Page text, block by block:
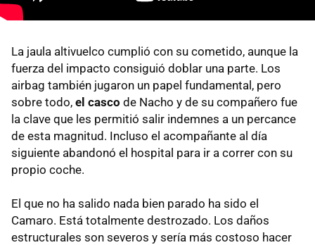
La jaula altivuelco cumplió con su cometido, aunque la
fuerza del impacto consiguió doblar una parte. Los
airbag también jugaron un papel fundamental, pero
sobre todo, el casco de Nacho y de su compañero fue
la clave que les permitió salir indemnes a un percance
de esta magnitud. Incluso el acompañante al día
siguiente abandonó el hospital para ir a correr con su
propio coche.
El que no ha salido nada bien parado ha sido el
Camaro. Está totalmente destrozado. Los daños
estructurales son severos y sería más costoso hacer